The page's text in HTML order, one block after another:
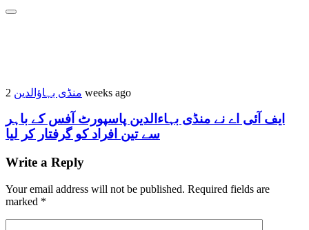
منڈی بہاؤالدین 2 weeks ago
ایف آئی اے نے منڈی بہاءالدین پاسپورٹ آفس کے باہر
سے تین افراد کو گرفتار کر لیا
Write a Reply
Your email address will not be published. Required fields are
marked *